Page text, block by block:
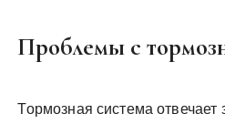
Проблемы с
Тормозная система отвечает